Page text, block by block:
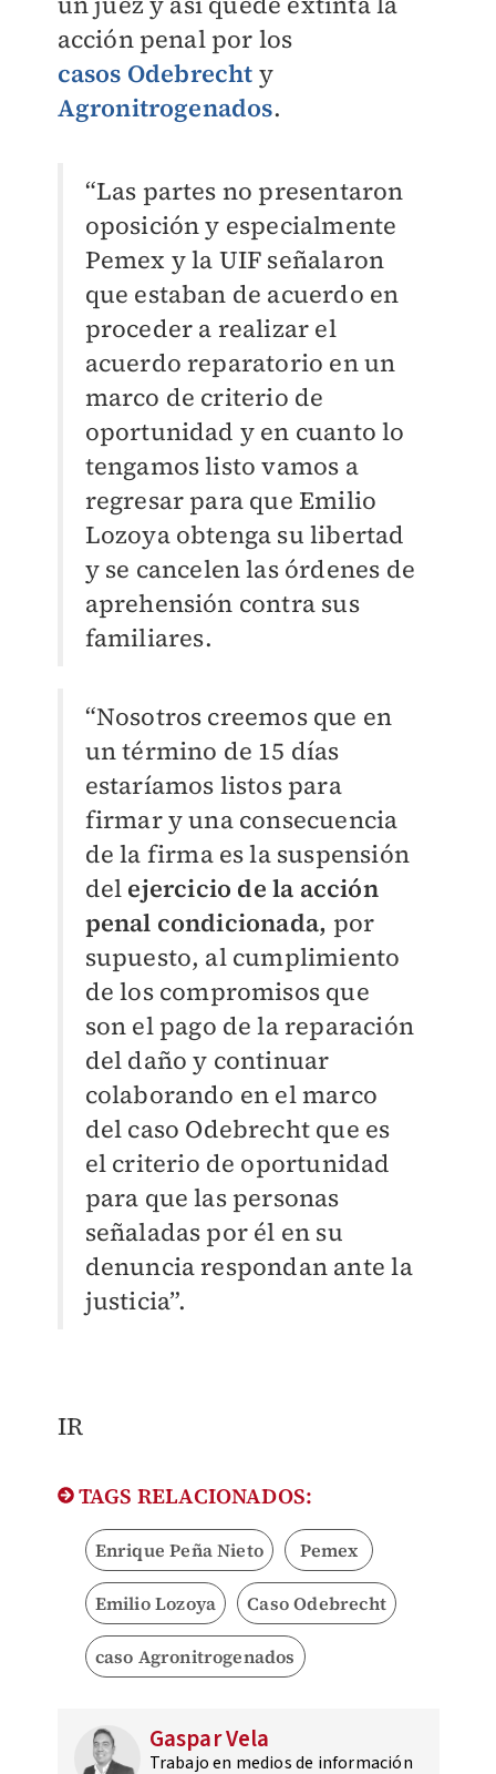
acción penal por los
casos Odebrecht y
Agronitrogenados.
“Las partes no presentaron
oposición y especialmente
Pemex y la UIF señalaron
que estaban de acuerdo en
proceder a realizar el
acuerdo reparatorio en un
marco de criterio de
oportunidad y en cuanto lo
tengamos listo vamos a
regresar para que Emilio
Lozoya obtenga su libertad
y se cancelen las órdenes de
aprehensión contra sus
familiares.
“Nosotros creemos que en
un término de 15 días
estaríamos listos para
firmar y una consecuencia
de la firma es la suspensión
del ejercicio de la acción
penal condicionada, por
supuesto, al cumplimiento
de los compromisos que
son el pago de la reparación
del daño y continuar
colaborando en el marco
del caso Odebrecht que es
el criterio de oportunidad
para que las personas
señaladas por él en su
denuncia respondan ante la
justicia”.
IR
TAGS RELACIONADOS:
Enrique Peña Nieto Pemex
Emilio Lozoya Caso Odebrecht
caso Agronitrogenados
Gaspar Vela
Trabajo en medios de información